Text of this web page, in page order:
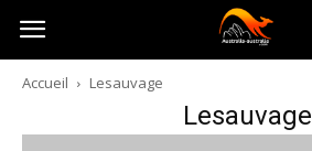
Australia-
australie.com
Accueil Lesauvage
Lesauvage